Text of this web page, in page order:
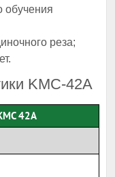
обучения
реза;
KMC-42A
42A